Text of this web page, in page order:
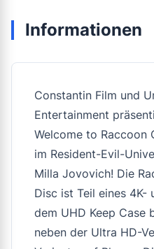
Informationen
Constantin Film und
Entertainment
Welcome to Raccoon
im Resident-Evil-
Milla Jovovich! Die
Disc ist Teil eines 4K-
dem UHD Keep Case
neben der Ultra HD-